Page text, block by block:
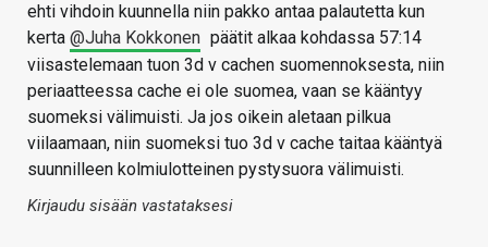
ehti vihdoin kuunnella niin pakko antaa palautetta kun
kerta @Juha Kokkonen päätit alkaa kohdassa 57:14
viisastelemaan tuon 3d v cachen suomennoksesta, niin
periaatteessa cache ei ole suomea, vaan se kääntyy
suomeksi välimuisti. Ja jos oikein aletaan pilkua
viilaamaan, niin suomeksi tuo 3d v cache taitaa kääntyä
suunnilleen kolmiulotteinen pystysuora välimuisti.
Kirjaudu sisään vastataksesi